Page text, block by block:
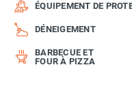
ÉQUIPEMENT DE
DÉNEIGEMENT
BARBECUE ET
FOUR À PIZZA